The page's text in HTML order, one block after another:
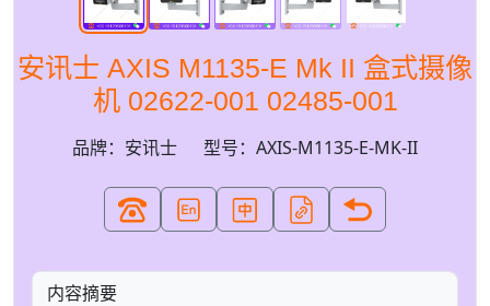
安讯士 AXIS M1135-E Mk II 盒式摄像
机 02622-001 02485-001
品牌：安讯士 型号：AXIS-M1135-E-MK-II
内容摘要